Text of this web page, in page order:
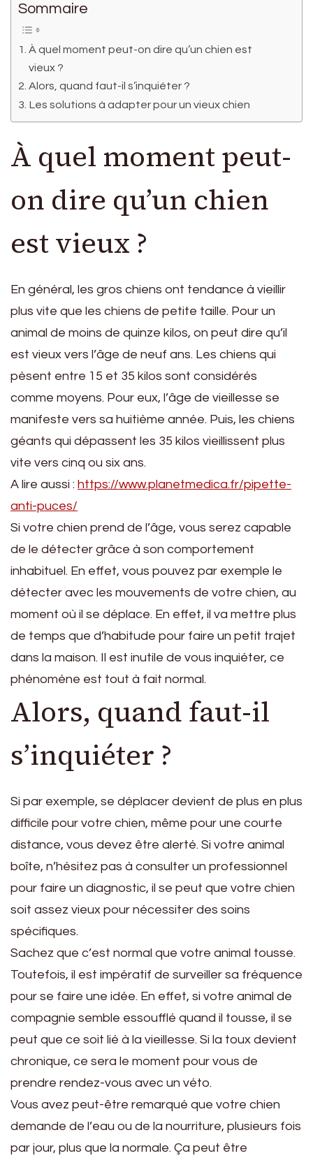
Sommaire
À quel moment peut-on dire qu’un chien est
vieux ?
Alors, quand faut-il s’inquiéter ?
Les solutions à adapter pour un vieux chien
À quel moment peut-
on dire qu’un chien
est vieux ?
En général, les gros chiens ont tendance à vieillir
plus vite que les chiens de petite taille. Pour un
animal de moins de quinze kilos, on peut dire qu’il
est vieux vers l’âge de neuf ans. Les chiens qui
pèsent entre 15 et 35 kilos sont considérés
comme moyens. Pour eux, l’âge de vieillesse se
manifeste vers sa huitième année. Puis, les chiens
géants qui dépassent les 35 kilos vieillissent plus
vite vers cinq ou six ans.
A lire aussi : https://www.planetmedica.fr/pipette-
anti-puces/
Si votre chien prend de l’âge, vous serez capable
de le détecter grâce à son comportement
inhabituel. En effet, vous pouvez par exemple le
détecter avec les mouvements de votre chien, au
moment où il se déplace. En effet, il va mettre plus
de temps que d’habitude pour faire un petit trajet
dans la maison. Il est inutile de vous inquiéter, ce
phénomène est tout à fait normal.
Alors, quand faut-il
s’inquiéter ?
Si par exemple, se déplacer devient de plus en plus
difficile pour votre chien, même pour une courte
distance, vous devez être alerté. Si votre animal
boîte, n’hésitez pas à consulter un professionnel
pour faire un diagnostic, il se peut que votre chien
soit assez vieux pour nécessiter des soins
spécifiques.
Sachez que c’est normal que votre animal tousse.
Toutefois, il est impératif de surveiller sa fréquence
pour se faire une idée. En effet, si votre animal de
compagnie semble essoufflé quand il tousse, il se
peut que ce soit lié à la vieillesse. Si la toux devient
chronique, ce sera le moment pour vous de
prendre rendez-vous avec un véto.
Vous avez peut-être remarqué que votre chien
demande de l’eau ou de la nourriture, plusieurs fois
par jour, plus que la normale. Ça peut être